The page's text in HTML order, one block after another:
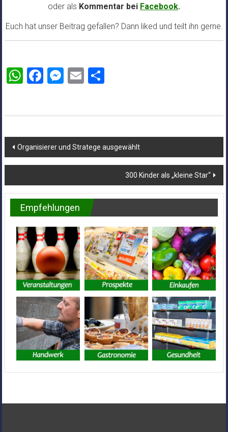
oder als Kommentar bei Facebook.
Euch hat unser Beitrag gefallen? Dann liked und teilt ihn gerne.
WhatsApp
Facebook
Messenger
EmailTeilen
Beitragsnavigation
Organisierer und Stratege ausgewählt
300 Kinder als „kleine Star“
Empfehlungen